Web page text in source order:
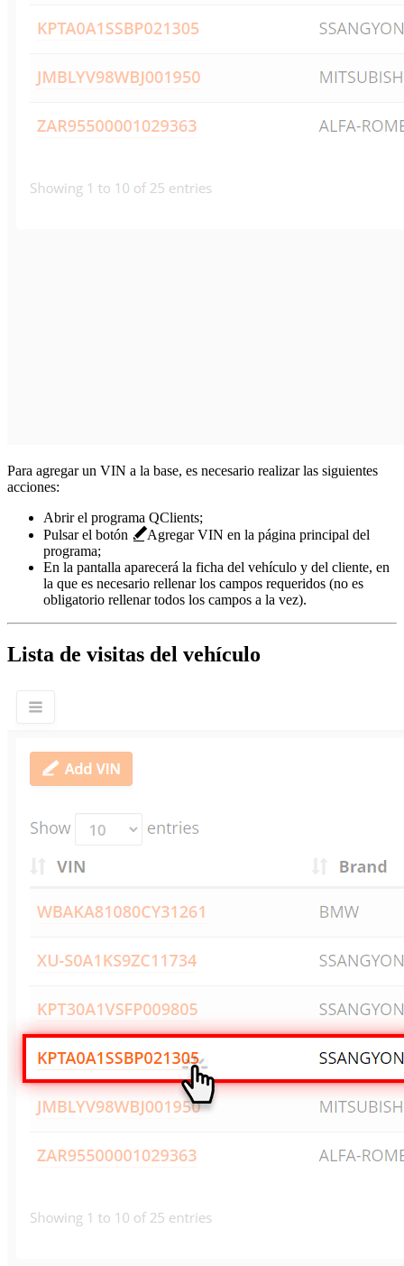
Para agregar un VIN a la base, es necesario realizar las siguientes
acciones:
Abrir el programa QClients;
Pulsar el botón
Agregar VIN en la página principal del
programa;
En la pantalla aparecerá la ficha del vehículo y del cliente, en
la que es necesario rellenar los campos requeridos (no es
obligatorio rellenar todos los campos a la vez).
Lista de visitas del vehículo